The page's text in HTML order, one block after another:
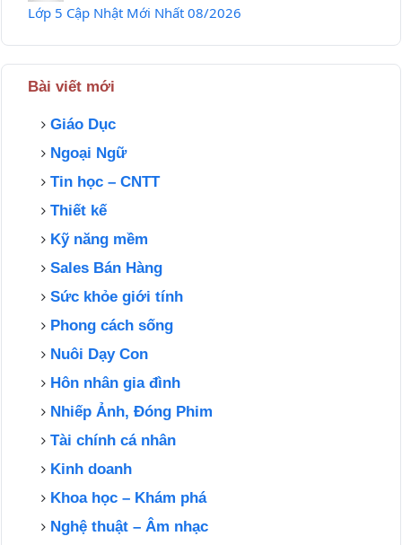
Lớp 5 Cập Nhật Mới Nhất 08/2026
Bài viết mới
Giáo Dục
Ngoại Ngữ
Tin học – CNTT
Thiết kế
Kỹ năng mềm
Sales Bán Hàng
Sức khỏe giới tính
Phong cách sống
Nuôi Dạy Con
Hôn nhân gia đình
Nhiếp Ảnh, Đóng Phim
Tài chính cá nhân
Kinh doanh
Khoa học – Khám phá
Nghệ thuật – Âm nhạc